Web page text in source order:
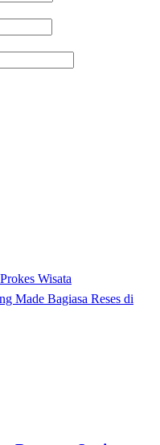
Wisata
Made Bagiasa Reses di